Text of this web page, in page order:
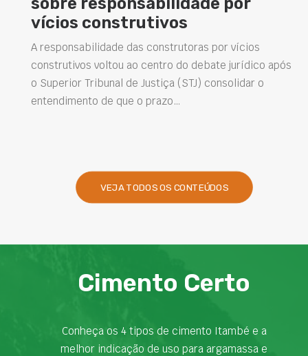
por vícios
do debate jurídico após
(STJ) consolidar o
estruturas e
soluções na
Projetar estruturas mais
intervenções de
desempenho das obras
VEJA TODOS OS CONTEÚDOS
Cimento Certo
Conheça os 4 tipos de cimento Itambé e a
melhor indicação de uso para argamassa e